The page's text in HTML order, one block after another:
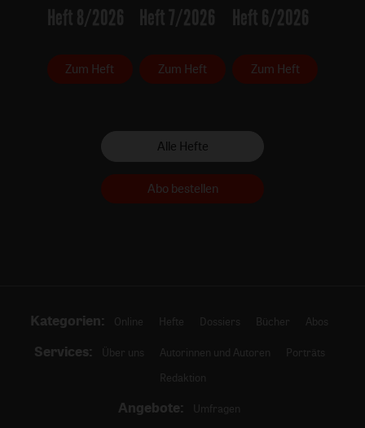
Heft 8/2026
Zum Heft
Heft 7/2026
Zum Heft
Heft 6/2026
Zum Heft
Alle Hefte
Abo bestellen
Kategorien: Online Hefte Dossiers Bücher Abos
Services: Über uns Autorinnen und Autoren
Porträts
Redaktion
Angebote: Umfragen